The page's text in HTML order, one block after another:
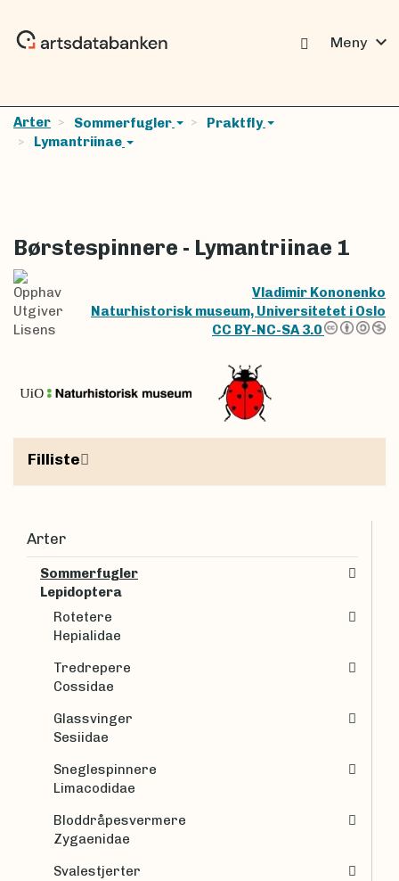
Meny expand_more
Arter Sommerfugler
Praktfly
Lymantriinae
Børstespinnere - Lymantriinae 1
Opphav
Vladimir Kononenko
Utgiver
Naturhistorisk museum, Universitetet i Oslo
Lisens
CC BY-NC-SA 3.0
Filliste
Arter
Sommerfugler
Lepidoptera
Rotetere
Hepialidae
Tredrepere
Cossidae
Glassvinger
Sesiidae
Sneglespinnere
Limacodidae
Bloddråpesvermere
Zygaenidae
Svalestjerter